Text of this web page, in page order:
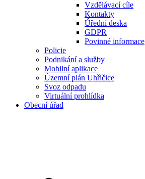
Vzdělávací cíle
Kontakty
Úřední deska
GDPR
Povinné informace
Policie
Podnikání a služby
Mobilní aplikace
Územní plán Uhřičice
Svoz odpadu
Virtuální prohlídka
Obecní úřad